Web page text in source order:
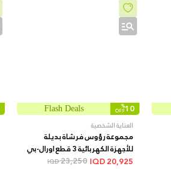
10
%
OFF
Flash Deals
العناية الشخصية
مجموعة رؤوس فرشاة بديلة
للأجهزة الكهربائية 3 قطع اورال-بي
EB20 3
20,925
23,250
IQD